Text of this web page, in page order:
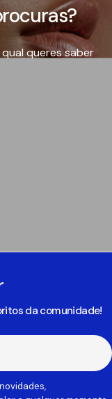
queres saber
da comunidade!